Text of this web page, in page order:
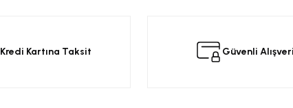
Kredi Kartına Taksit Güvenli